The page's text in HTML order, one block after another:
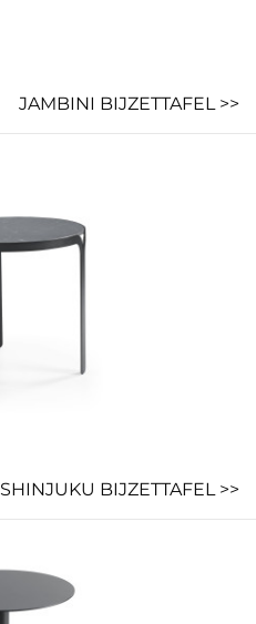
JAMBINI BIJZETTAFEL >>
SHINJUKU BIJZETTAFEL >>